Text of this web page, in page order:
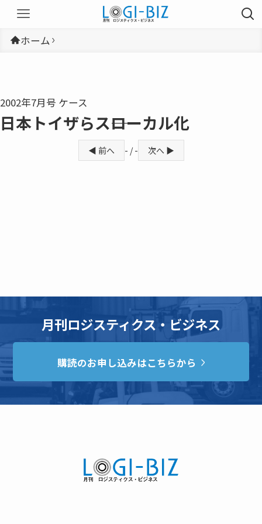
ホーム
2002年7月号 ケース
日本トイザらス――ローカル化
◀ 前へ - / - 次へ ▶
月刊ロジスティクス・ビジネス
購読のお申し込みはこちらから